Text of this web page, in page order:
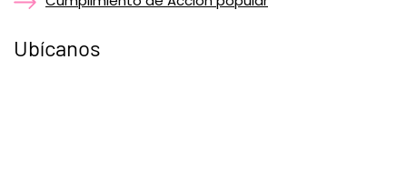
Ubícanos